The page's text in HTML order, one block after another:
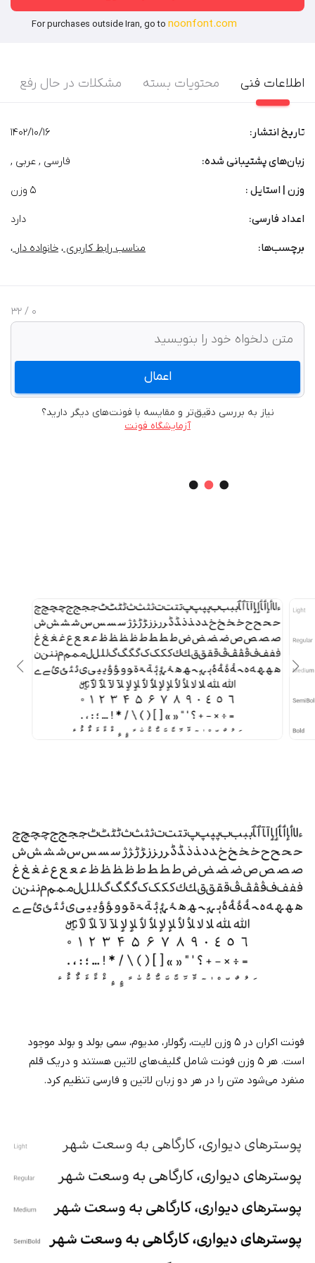
For purchases outside Iran, go to noonfont.com
اطلاعات فنی محتویات بسته مشکلات در حال رفع
تاریخ انتشار: 1402/10/16
زبان‌های پشتیبانی شده: فارسی , عربی ,
وزن | استایل : 5 وزن
اعداد فارسی: دارد
برچسب‌‌ها: مناسب رابط کاربری ، خانواده دار ،
0
/ 32
اعمال
نیاز به بررسی دقیق‌تر و مقایسه با فونت‌های دیگر دارید؟
آزمایشگاه فونت
فونت اکران در ۵ وزن لایت، رگولار، مدیوم، سمی بولد و بولد موجود
است. هر ۵ وزن فونت شامل گلیف‌های لاتین هستند و دریک قلم
منفرد می‌شود متن را در هر دو زبان لاتین و فارسی تنظیم کرد.